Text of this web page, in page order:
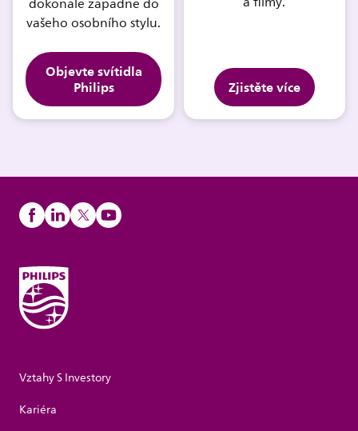
dokonale zapadne do
vašeho osobního stylu.
Objevte svítidla
Philips Zjistěte více
Vztahy S Investory
Kariéra